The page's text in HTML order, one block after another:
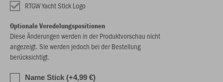
RTGW Yacht Stick Logo
Optionale Veredelungspositionen
Diese Änderungen werden in der Produktvorschau nicht
angezeigt. Sie werden jedoch bei der Bestellung
berücksichtigt.
Name Stick (+4,99 €)